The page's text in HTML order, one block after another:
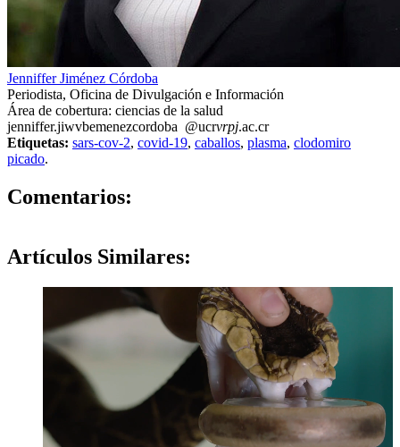
Jenniffer Jiménez Córdoba
Periodista, Oficina de Divulgación e Información
Área de cobertura: ciencias de la salud
jenniffer.jiwvbemenezcordoba @ucrvrpj.ac.cr
Etiquetas: sars-cov-2, covid-19, caballos, plasma, clodomiro
picado.
Comentarios:
Artículos Similares: